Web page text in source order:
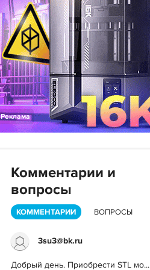
Реклама
Комментарии и
вопросы
КОММЕНТАРИИ ВОПРОСЫ
3su3@bk.ru
Добрый день. Приобрести STL мо...